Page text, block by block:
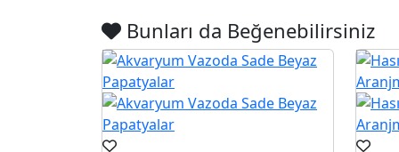
Bunları da Beğenebilirsiniz